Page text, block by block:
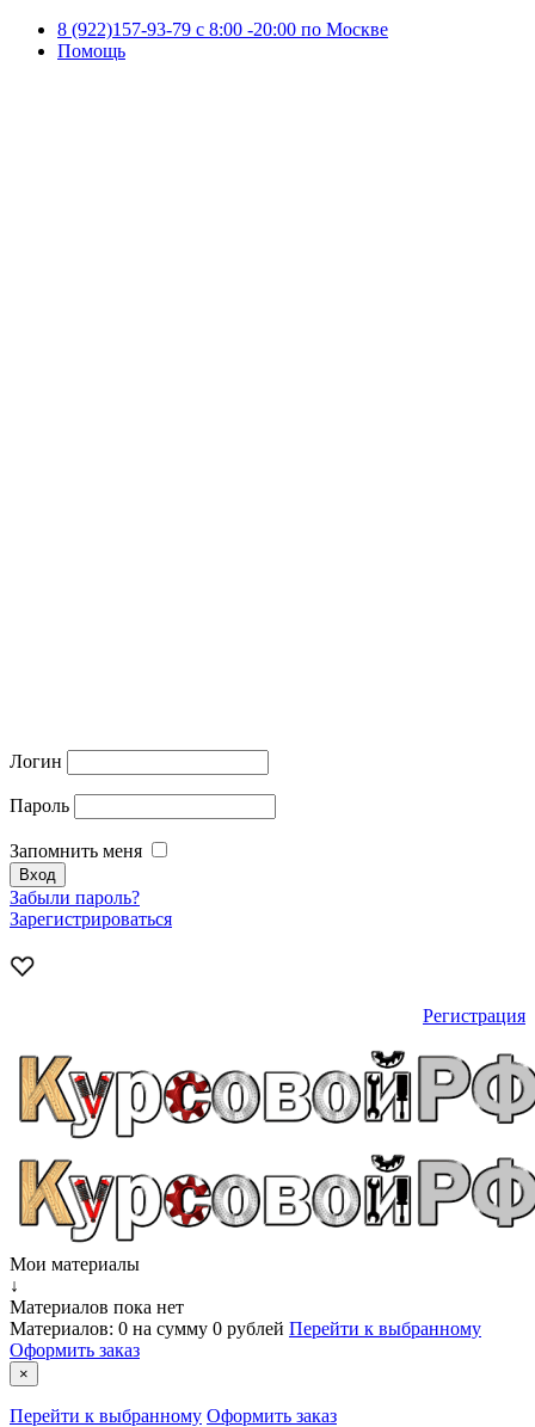
8 (922)157-93-79 c 8:00 -20:00 по Москве
Помощь
Логин
Пароль
Запомнить меня
Забыли пароль?
Зарегистрироваться
Регистрация
Мои материалы
↓
Материалов пока нет
Материалов: 0 на сумму 0 рублей Перейти к выбранному
Оформить заказ
×
Перейти к выбранному Оформить заказ